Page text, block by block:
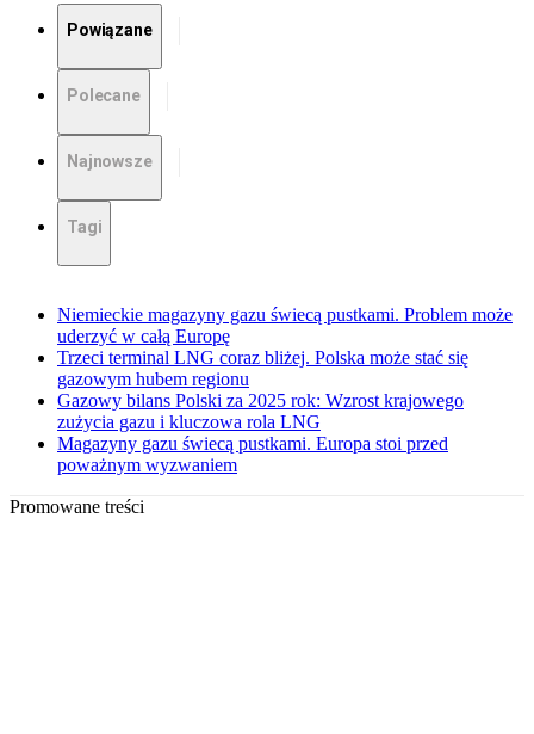
Powiązane
Polecane
Najnowsze
Tagi
Niemieckie magazyny gazu świecą pustkami. Problem może
uderzyć w całą Europę
Trzeci terminal LNG coraz bliżej. Polska może stać się
gazowym hubem regionu
Gazowy bilans Polski za 2025 rok: Wzrost krajowego
zużycia gazu i kluczowa rola LNG
Magazyny gazu świecą pustkami. Europa stoi przed
poważnym wyzwaniem
Promowane treści